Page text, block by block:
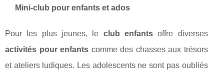
Mini-club pour enfants et ados
Pour les plus jeunes, le club enfantsoffre diverses
activités pour enfants comme des chasses aux trésors
et ateliers ludiques. Les adolescents ne sont pas oubliés